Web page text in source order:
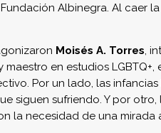
Albinegra. Al caer
Moisés A. Torres,
maestro en estudios
Por un lado, las
siguen sufriendo. Y por
la necesidad de una